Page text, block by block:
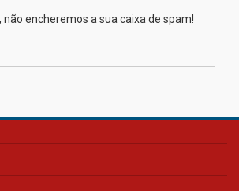
na educação dos filhos além da
não encheremos a sua caixa de spam!